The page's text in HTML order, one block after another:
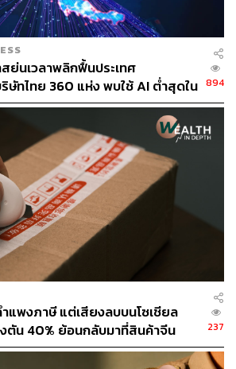
ปีย้อนหลัง
กรรมการ บจก. ทเว็นตี้โฟร์ โปรเจ็คส์
น ประธานเจ้าหน้าที่บริหาร บมจ.เถ้าแก่
ร์เก็ตติ้ง
กรรมการ บจก. เรนโบว์ โปรเจกต์
น กรรมการ บจก. จิ๊บว่าดี
น กรรมการ บจก. พีระเดชาพันธ์ โฮ
น กรรมการ บจก. ดร.โทบิ
กรรมการ บจก. เถ้าแก่น้อย เรสเตอร
นไชส์
น กรรมการ บจก. เถ้าแก่น้อย แคร์
บัน กรรมการ บจก. เอ็นซีพี เทรดดิ้งแอนด์
ย่นเวลาพลิกฟื้นประเทศ
ษัทไทย 360 แห่ง พบใช้ AI ต่ำสุดใน
ะไนจีเรียเกือบ 4 เท่า
894
แพงภาษี แต่เสียงลบบนโซเชียล
ตัน 40% ย้อนกลับมาที่สินค้าจีน
ไทยสู้ไม่ไหว
237